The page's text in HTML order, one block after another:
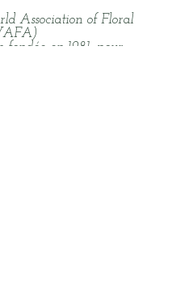
Association of Floral
fondée en 1981, pour